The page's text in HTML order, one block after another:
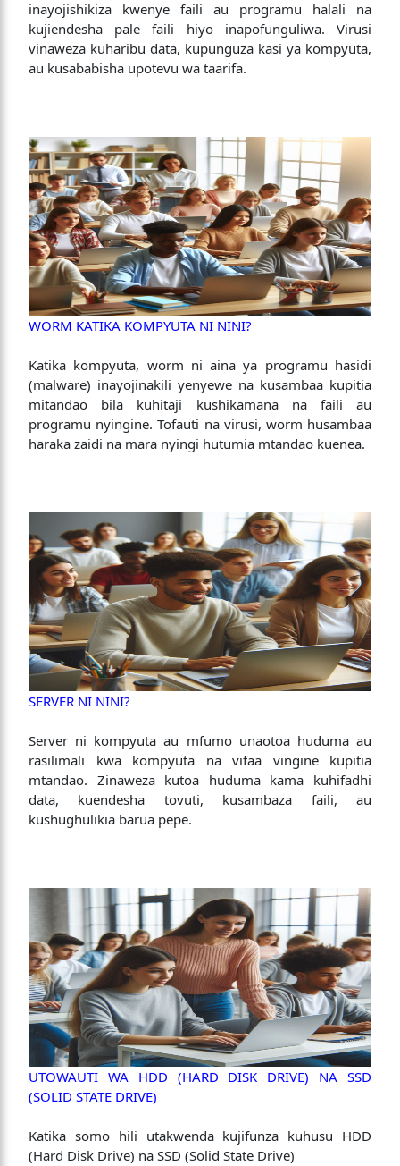
inayojishikiza kwenye faili au programu halali na
kujiendesha pale faili hiyo inapofunguliwa. Virusi
vinaweza kuharibu data, kupunguza kasi ya kompyuta,
au kusababisha upotevu wa taarifa.
WORM KATIKA KOMPYUTA NI NINI?
Katika kompyuta, worm ni aina ya programu hasidi
(malware) inayojinakili yenyewe na kusambaa kupitia
mitandao bila kuhitaji kushikamana na faili au
programu nyingine. Tofauti na virusi, worm husambaa
haraka zaidi na mara nyingi hutumia mtandao kuenea.
SERVER NI NINI?
Server ni kompyuta au mfumo unaotoa huduma au
rasilimali kwa kompyuta na vifaa vingine kupitia
mtandao. Zinaweza kutoa huduma kama kuhifadhi
data, kuendesha tovuti, kusambaza faili, au
kushughulikia barua pepe.
UTOWAUTI WA HDD (HARD DISK DRIVE) NA SSD
(SOLID STATE DRIVE)
Katika somo hili utakwenda kujifunza kuhusu HDD
(Hard Disk Drive) na SSD (Solid State Drive)